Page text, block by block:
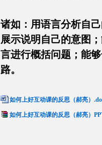
诸如：用语言分析自
展示说明自己的意图
言进行概括问题；能
路。
如何上好互动课的反思（郝亮）
如何上好互动课的反思（郝亮）